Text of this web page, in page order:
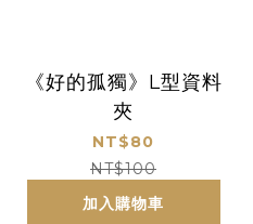
《好的孤獨》L型資料
夾
NT$80
NT$100
加入購物車